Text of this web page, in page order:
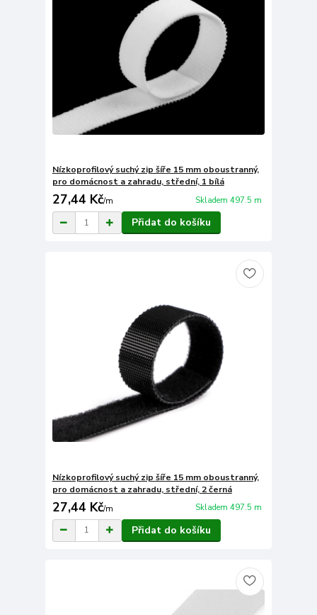
Nízkoprofilový suchý zip šíře 15 mm oboustranný,
pro domácnost a zahradu, střední, 1 bílá
27,44 Kč/m Skladem 497.5 m
Přidat do košíku
Nízkoprofilový suchý zip šíře 15 mm oboustranný,
pro domácnost a zahradu, střední, 2 černá
27,44 Kč/m Skladem 497.5 m
Přidat do košíku